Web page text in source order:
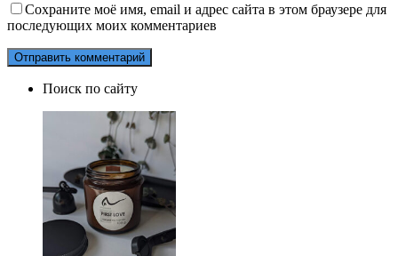
Сохраните моё имя, email и адрес сайта в этом браузере для
последующих моих комментариев
Поиск по сайту